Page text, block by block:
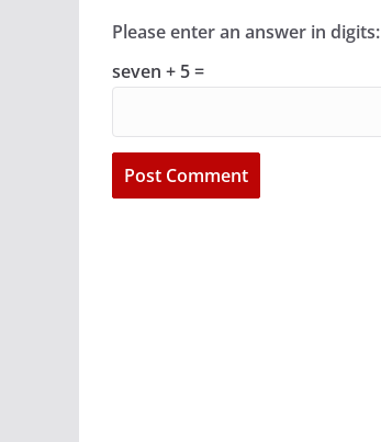
Please enter an answer in digits:
seven + 5 =